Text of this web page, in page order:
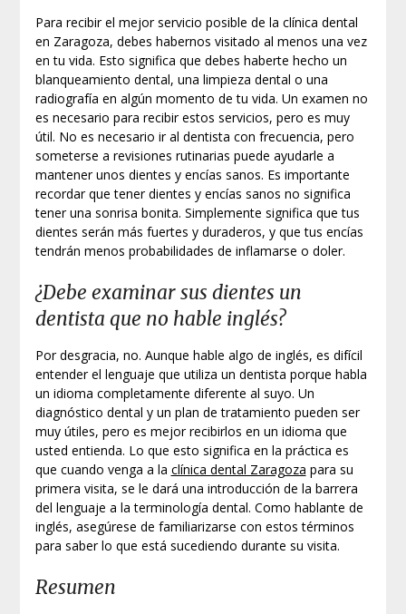
Para recibir el mejor servicio posible de la clínica dental
en Zaragoza, debes habernos visitado al menos una vez
en tu vida. Esto significa que debes haberte hecho un
blanqueamiento dental, una limpieza dental o una
radiografía en algún momento de tu vida. Un examen no
es necesario para recibir estos servicios, pero es muy
útil. No es necesario ir al dentista con frecuencia, pero
someterse a revisiones rutinarias puede ayudarle a
mantener unos dientes y encías sanos. Es importante
recordar que tener dientes y encías sanos no significa
tener una sonrisa bonita. Simplemente significa que tus
dientes serán más fuertes y duraderos, y que tus encías
tendrán menos probabilidades de inflamarse o doler.
¿Debe examinar sus dientes un
dentista que no hable inglés?
Por desgracia, no. Aunque hable algo de inglés, es difícil
entender el lenguaje que utiliza un dentista porque habla
un idioma completamente diferente al suyo. Un
diagnóstico dental y un plan de tratamiento pueden ser
muy útiles, pero es mejor recibirlos en un idioma que
usted entienda. Lo que esto significa en la práctica es
que cuando venga a la clínica dental Zaragoza para su
primera visita, se le dará una introducción de la barrera
del lenguaje a la terminología dental. Como hablante de
inglés, asegúrese de familiarizarse con estos términos
para saber lo que está sucediendo durante su visita.
Resumen